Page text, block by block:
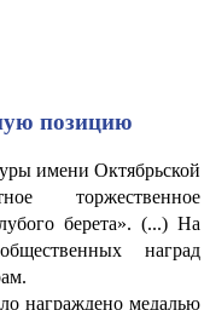
позицию
имени Октябрьской
торжественное
берета». (...) На
наград
награждено медалью